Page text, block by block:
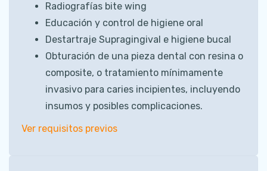
Radiografías bite wing
Educación y control de higiene oral
Destartraje Supragingival e higiene bucal
Obturación de una pieza dental con resina o
composite, o tratamiento mínimamente
invasivo para caries incipientes, incluyendo
insumos y posibles complicaciones.
Ver requisitos previos